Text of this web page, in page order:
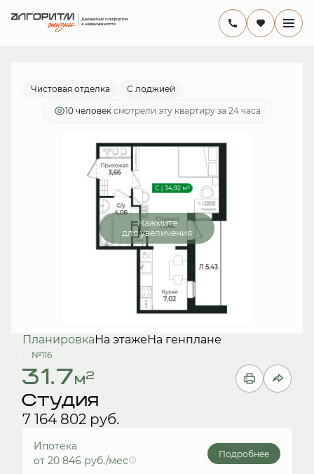
Студия 31.7 м
7 164 802 руб.
от 20 846 руб./мес.
Чистовая отделка С лоджией
10 человек смотрели эту квартиру за 24 часа
Нажмите
для увеличения
ПланировкаНа этажеНа генплане
№116
31.7м2
Студия
7 164 802 руб.
Ипотека
от 20 846 руб./мес
Подробнее